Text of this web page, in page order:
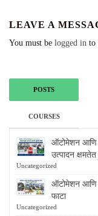
LEAVE A
You must be logged in to
POSTS
COURSES
ऑटोमेशन आणि
उत्पादन
Uncategorized
ऑटोमेशन आणि
फाटा
Uncategorized